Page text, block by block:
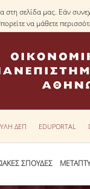
σελίδα μας. Εάν
να μάθετε
ΔΕΠ EDUPORTAL
ΣΠΟΥΔΕΣ